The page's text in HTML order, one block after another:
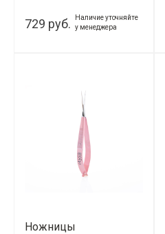
729 руб.
Наличие уточняйте
у менеджера
Ножницы